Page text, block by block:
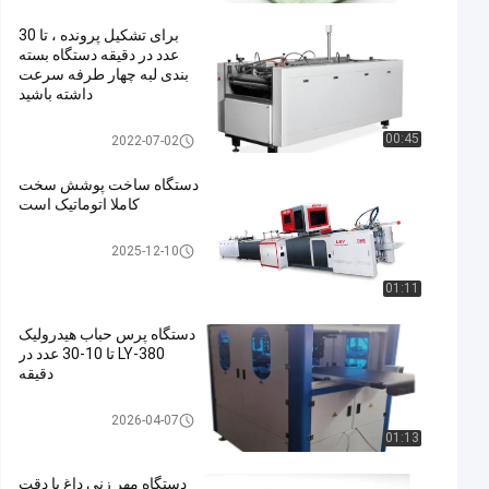
00:45
برای تشکیل پرونده ، تا 30
عدد در دقیقه دستگاه بسته
بندی لبه چهار طرفه سرعت
داشته باشید
Automatic Case Making Mach
2022-07-02
01:11
دستگاه ساخت پوشش سخت
کاملا اتوماتیک است
Automatic Case Making Mach
2025-12-10
01:13
دستگاه پرس حباب هیدرولیک
LY-380 تا 10-30 عدد در
دقیقه
Box Bubble Pressing Machine
2026-04-07
دستگاه مهر زنی داغ با دقت